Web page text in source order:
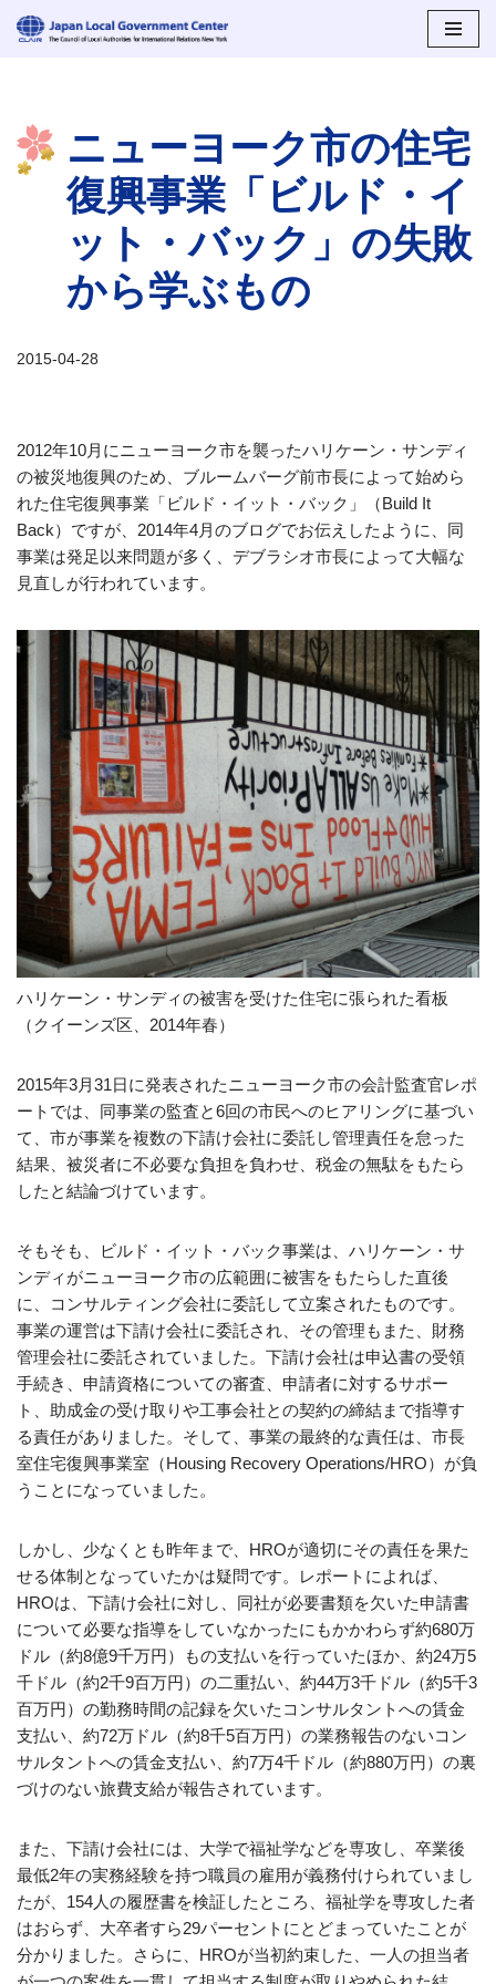
ン
ツ
ニューヨーク市の住宅
復興事業「ビルド・イ
ット・バック」の失敗
から学ぶもの
2015-04-28
2012年10月にニューヨーク市を襲ったハリケーン・サンディ
の被災地復興のため、ブルームバーグ前市長によって始めら
れた住宅復興事業「ビルド・イット・バック」（Build It
Back）ですが、2014年4月のブログでお伝えしたように、同
事業は発足以来問題が多く、デブラシオ市長によって大幅な
見直しが行われています。
ハリケーン・サンディの被害を受けた住宅に張られた看板
（クイーンズ区、2014年春）
2015年3月31日に発表されたニューヨーク市の会計監査官レポ
ートでは、同事業の監査と6回の市民へのヒアリングに基づい
て、市が事業を複数の下請け会社に委託し管理責任を怠った
結果、被災者に不必要な負担を負わせ、税金の無駄をもたら
したと結論づけています。
そもそも、ビルド・イット・バック事業は、ハリケーン・サ
ンディがニューヨーク市の広範囲に被害をもたらした直後
に、コンサルティング会社に委託して立案されたものです。
事業の運営は下請け会社に委託され、その管理もまた、財務
管理会社に委託されていました。下請け会社は申込書の受領
手続き、申請資格についての審査、申請者に対するサポー
ト、助成金の受け取りや工事会社との契約の締結まで指導す
る責任がありました。そして、事業の最終的な責任は、市長
室住宅復興事業室（Housing Recovery Operations/HRO）が負
うことになっていました。
しかし、少なくとも昨年まで、HROが適切にその責任を果た
せる体制となっていたかは疑問です。レポートによれば、
HROは、下請け会社に対し、同社が必要書類を欠いた申請書
について必要な指導をしていなかったにもかかわらず約680万
ドル（約8億9千万円）もの支払いを行っていたほか、約24万5
千ドル（約2千9百万円）の二重払い、約44万3千ドル（約5千3
百万円）の勤務時間の記録を欠いたコンサルタントへの賃金
支払い、約72万ドル（約8千5百万円）の業務報告のないコン
サルタントへの賃金支払い、約7万4千ドル（約880万円）の裏
づけのない旅費支給が報告されています。
また、下請け会社には、大学で福祉学などを専攻し、卒業後
最低2年の実務経験を持つ職員の雇用が義務付けられていまし
たが、154人の履歴書を検証したところ、福祉学を専攻した者
はおらず、大卒者すら29パーセントにとどまっていたことが
分かりました。さらに、HROが当初約束した、一人の担当者